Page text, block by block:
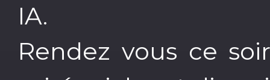
IA.
Rendez vous ce